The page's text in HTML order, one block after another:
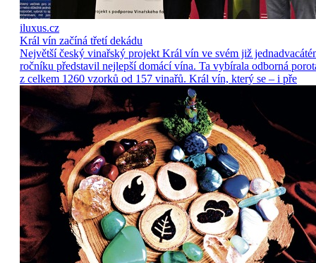
iluxus.cz
Král vín začíná třetí dekádu
Největší český vinařský projekt Král vín ve svém již
ročníku představil nejlepší domácí vína. Ta vybírala odborná
z celkem 1260 vzorků od 157 vinařů. Král vín, který se – i pře